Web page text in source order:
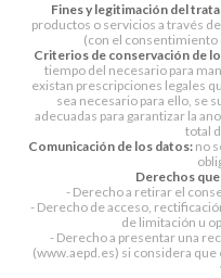
Fines y legitimación del
productos o servicios a través
(con el consentimiento
Criterios de conservación de
tiempo del necesario para
existan prescripciones legales
sea necesario para ello, se
adecuadas para garantizar la
total
Comunicación de los datos: no
Derechos
- Derecho a retirar el
- Derecho de acceso,
de limitación u
- Derecho a presentar una
(www.aepd.es) si considera